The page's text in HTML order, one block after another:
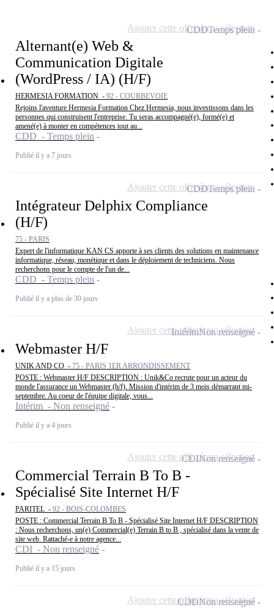
Alternant(e) Web &
Communication Digitale
(WordPress / IA) (H/F)
HERMESIA FORMATION - 92 - COURBEVOIE
Rejoins l'aventure Hermesia Formation Chez Hermesia, nous investissons dans les
personnes qui construisent l'entreprise. Tu seras accompagné(e), formé(e) et
amené(e) à monter en compétences tout au...
CDD - Temps plein
Publié il y a 7 jours
CDDTemps plein
Ajouter cette offre à ma sélection
Intégrateur Delphix Compliance
(H/F)
75 - PARIS
Expert de l'informatique KAN CS apporte à ses clients des solutions en maintenance
informatique, réseau, monétique et dans le déploiement de techniciens. Nous
recherchons pour le compte de l'un de...
CDD - Temps plein
Publié il y a plus de 30 jours
CDDTemps plein
Ajouter cette offre à ma sélection
Webmaster H/F
UNIK AND CO - 75 - PARIS 1ER ARRONDISSEMENT
POSTE : Webmaster H/F DESCRIPTION : Unik&Co recrute pour un acteur du
monde l'assurance un Webmaster (h/f). Mission d'intérim de 3 mois démarrant mi-
septembre. Au coeur de l'équipe digitale, vous...
Intérim - Non renseigné
Publié il y a 4 jours
IntérimNon renseigné
Ajouter cette offre à ma sélection
Commercial Terrain B To B -
Spécialisé Site Internet H/F
PARITEL - 92 - BOIS-COLOMBES
POSTE : Commercial Terrain B To B - Spécialisé Site Internet H/F DESCRIPTION
: Nous recherchons, un(e) Commercial(e) Terrain B to B , spécialisé dans la vente de
site web. Rattaché-e à notre agence...
CDI - Non renseigné
Publié il y a 15 jours
CDINon renseigné
Ajouter cette offre à ma sélection
CDDNon renseigné
Ajouter cette offre à ma sélection